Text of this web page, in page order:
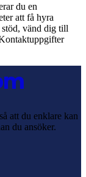
du en
att få hyra
stöd, vänd dig till
att du enklare kan
du ansöker.